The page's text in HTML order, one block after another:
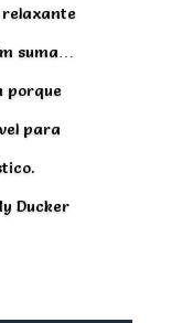
suma…
porque
para
Ducker